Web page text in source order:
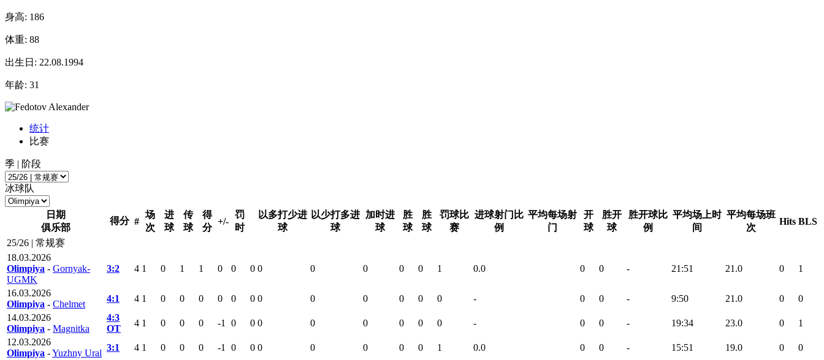
身高: 186
体重: 88
出生日: 22.08.1994
年龄: 31
统计
比赛
季 | 阶段
冰球队
日期
俱乐部
得分 #
场
次
进
球
传
球
得
分
+/-
罚
时
以多打少进
球
以少打多进
球
加时进
球
胜
球
胜
球
罚球比
赛
进球射门比
例
平均每场射
门
开
球
胜开
球
胜开球比
例
平均场上时
间
平均每场班
次
Hits BLS
25/26 | 常规赛
18.03.2026
Olimpiya - Gornyak-
UGMK
3:2 4 1 0 1 1 0 0 0 0 0 0 0 0 1 0.0 0 0 - 21:51 21.0 0 1
16.03.2026
Olimpiya - Chelmet
4:1 4 1 0 0 0 0 0 0 0 0 0 0 0 0 - 0 0 - 9:50 21.0 0
0
14.03.2026
Olimpiya - Magnitka
4:3
ОТ
4 1 0 0 0 -1 0 0 0 0 0 0 0 0 - 0 0 - 19:34 23.0 0
1
12.03.2026
Olimpiya -Yuzhny Ural
3:1 4 1 0 0 0 -1 0 0 0 0 0 0 0 1 0.0 0 0 - 15:51 19.0 0
0